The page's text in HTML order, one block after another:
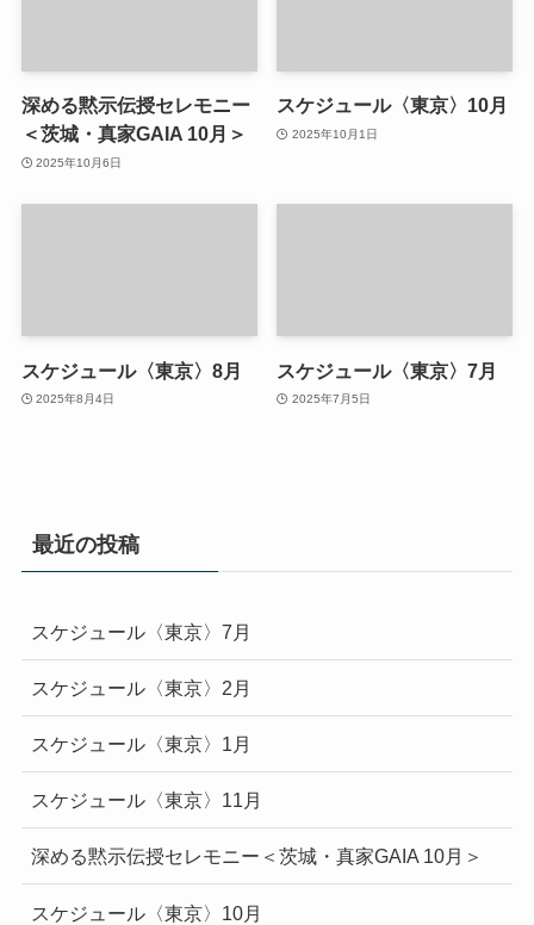
深める黙示伝授セレモニー
＜茨城・真家GAIA 10月＞
2025年10月6日
スケジュール〈東京〉10月
2025年10月1日
スケジュール〈東京〉8月
2025年8月4日
スケジュール〈東京〉7月
2025年7月5日
最近の投稿
スケジュール〈東京〉7月
スケジュール〈東京〉2月
スケジュール〈東京〉1月
スケジュール〈東京〉11月
深める黙示伝授セレモニー＜茨城・真家GAIA 10月＞
スケジュール〈東京〉10月